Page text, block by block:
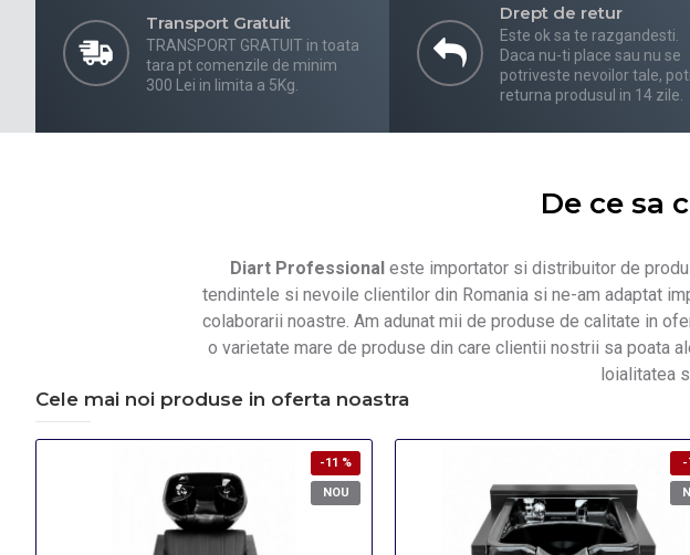
Transport Gratuit
TRANSPORT GRATUIT in toata
tara pt comenzile de minim
300 Lei in limita a 5Kg.
Drept de retur
Este ok sa te razgandesti.
Daca nu-ti place sau nu se
potriveste nevoilor tale, poti
returna produsul in 14 zile.
De ce sa
Diart Professional este importator si distribuitor de
tendintele si nevoile clientilor din Romania si ne-am adaptat
colaborarii noastre. Am adunat mii de produse de calitate in
o varietate mare de produse din care clientii nostrii sa poata
loialitatea
Cele mai noi produse in oferta noastra
NOU
-11 % -